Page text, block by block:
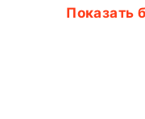
Показать